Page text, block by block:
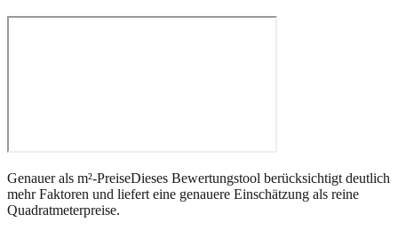
Genauer als m²-PreiseDieses Bewertungstool berücksichtigt deutlich
mehr Faktoren und liefert eine genauere Einschätzung als reine
Quadratmeterpreise.